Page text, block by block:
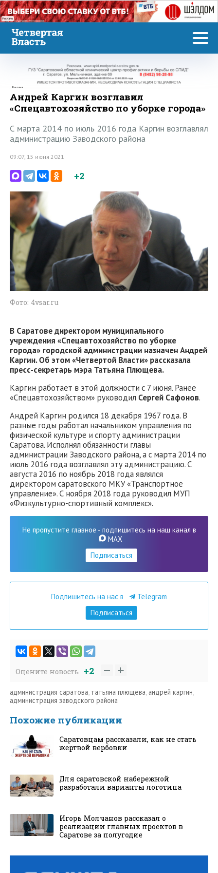
Реклама
Реклама
Андрей Каргин возглавил
«Спецавтохозяйство по уборке города»
С марта 2014 по июль 2016 года Каргин возглавлял
администрацию Заводского района
09:07, 15 июня 2021
+2
Фото: 4vsar.ru
В Саратове директором муниципального
учреждения «Спецавтохозяйство по уборке
города» городской администрации назначен Андрей
Каргин. Об этом «Четвертой Власти» рассказала
пресс-секретарь мэра Татьяна Плющева.
Каргин работает в этой должности с 7 июня. Ранее
«Спецавтохозяйством» руководил Сергей Сафонов.
Андрей Каргин родился 18 декабря 1967 года. В
разные годы работал начальником управления по
физической культуре и спорту администрации
Саратова. Исполнял обязанности главы
администрации Заводского района, а с марта 2014 по
июль 2016 года возглавлял эту администрацию. С
августа 2016 по ноябрь 2018 года являлся
директором саратовского МКУ «Транспортное
управление». С ноября 2018 года руководил МУП
«Физкультурно-спортивный комплекс».
Не пропустите главное - подпишитесь на наш канал в
MAX
Подписаться
Подпишитесь на нас в
Telegram
Подписаться
Оцените новость +2
администрация саратова татьяна плющева андрей каргин
администрация заводского района
Похожие публикации
Саратовцам рассказали, как не стать
жертвой вербовки
Для саратовской набережной
разработали варианты логотипа
Игорь Молчанов рассказал о
реализации главных проектов в
Саратове за полугодие